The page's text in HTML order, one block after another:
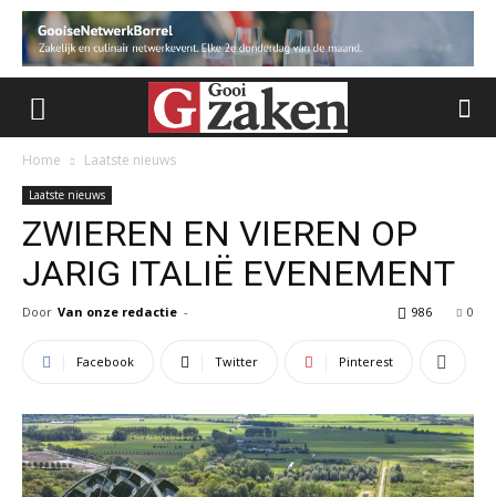
Home Laatste nieuws
Laatste nieuws
ZWIEREN EN VIEREN OP
JARIG ITALIË EVENEMENT
Door Van onze redactie - 0
986
Facebook Twitter Pinterest